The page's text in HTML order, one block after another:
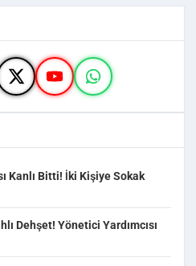
Kanlı Bitti! İki Kişiye Sokak
Dehşet! Yönetici Yardımcısı